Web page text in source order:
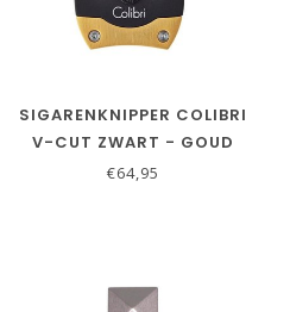
SIGARENKNIPPER COLIBRI
V-CUT ZWART - GOUD
€64,95